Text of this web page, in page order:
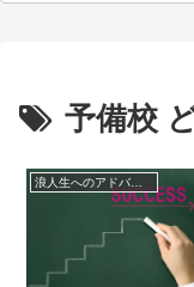
予備校
浪人生へのアドバイス